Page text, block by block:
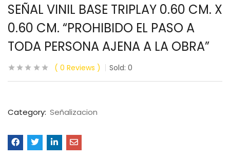
SEÑAL VINIL BASE TRIPLAY 0.60 CM. X
0.60 CM. “PROHIBIDO EL PASO A
TODA PERSONA AJENA A LA OBRA”
0 Reviews Sold: 0
Category: Señalizacion